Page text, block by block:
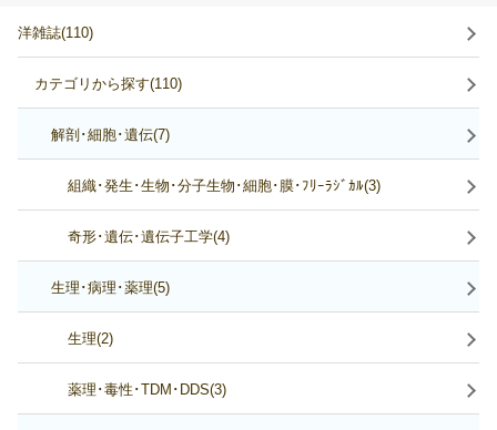
洋雑誌(110)
カテゴリから探す(110)
解剖･細胞･遺伝(7)
組織･発生･生物･分子生物･細胞･膜･ﾌﾘｰﾗｼﾞｶﾙ(3)
奇形･遺伝･遺伝子工学(4)
生理･病理･薬理(5)
生理(2)
薬理･毒性･TDM･DDS(3)